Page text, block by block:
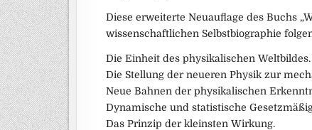
Diese erweiterte Neuauflage des Buchs
wissenschaftlichen Selbstbiographie
Die Einheit des physikalischen Weltbildes.
Die Stellung der neueren Physik zur
Neue Bahnen der physikalischen
Dynamische und statistische
Das Prinzip der kleinsten Wirkung.